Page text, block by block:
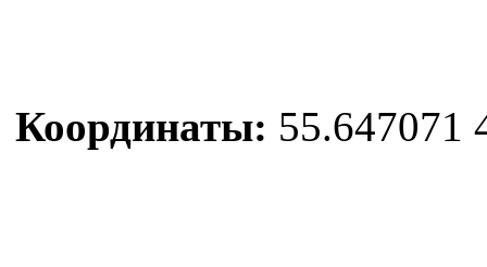
Координаты: 55.647071